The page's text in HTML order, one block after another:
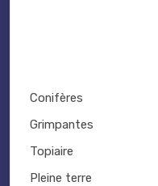
Conifères
Grimpantes
Topiaire
Pleine terre